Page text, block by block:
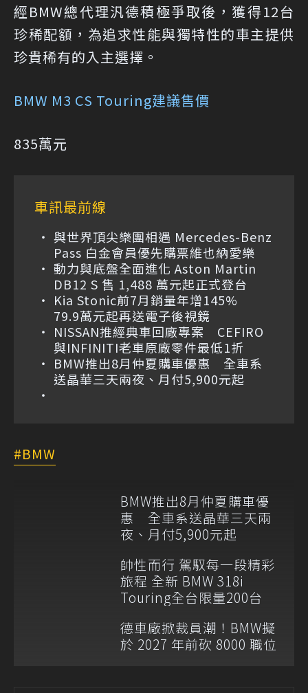
經BMW總代理汎德積極爭取後，獲得12台
珍稀配額，為追求性能與獨特性的車主提供
珍貴稀有的入主選擇。
BMW M3 CS Touring建議售價
835萬元
車訊最前線
與世界頂尖樂團相遇 Mercedes-Benz
Pass 白金會員優先購票維也納愛樂
動力與底盤全面進化 Aston Martin
DB12 S 售 1,488 萬元起正式登台
Kia Stonic前7月銷量年增145%
79.9萬元起再送電子後視鏡
NISSAN推經典車回廠專案 CEFIRO
與INFINITI老車原廠零件最低1折
BMW推出8月仲夏購車優惠 全車系
送晶華三天兩夜、月付5,900元起
BMW
BMW推出8月仲夏購車優
惠 全車系送晶華三天兩
夜、月付5,900元起
帥性而行 駕馭每一段精彩
旅程 全新 BMW 318i
Touring全台限量200台
德車廠掀裁員潮！BMW擬
於 2027 年前砍 8000 職位